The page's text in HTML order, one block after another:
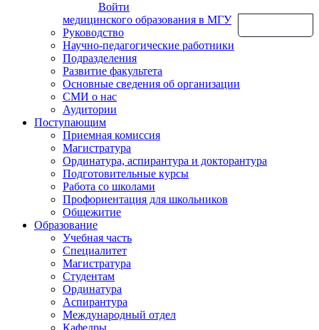
Войти
медицинского образования в МГУ
Руководство
Научно-педагогические работники
Подразделения
Развитие факультета
Основные сведения об организации
СМИ о нас
Аудитории
Поступающим
Приемная комиссия
Магистратура
Ординатура, аспирантура и докторантура
Подготовительные курсы
Работа со школами
Профориентация для школьников
Общежитие
Образование
Учебная часть
Специалитет
Магистратура
Студентам
Ординатура
Аспирантура
Международный отдел
Кафедры